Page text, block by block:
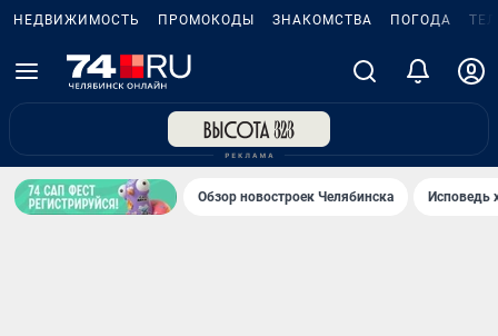
НЕДВИЖИМОСТЬ ПРОМОКОДЫ ЗНАКОМСТВА ПОГОДА
Обзор новостроек Челябинска Исповедь